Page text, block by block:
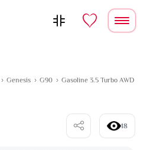
Genesis G90 Gasoline 3.5 Turbo AWD
18